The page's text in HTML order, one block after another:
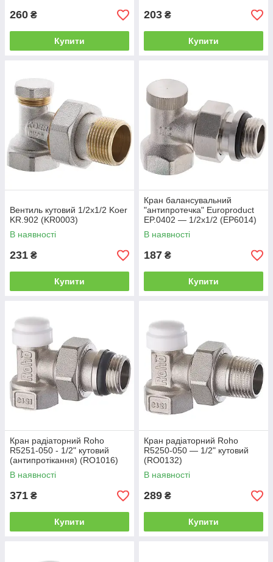
260 ₴
Купити
203 ₴
Купити
Вентиль кутовий 1/2x1/2 Koer
KR.902 (KR0003)
В наявності
231 ₴
Купити
Кран балансувальний
"антипротечка" Europroduct
EP.0402 — 1/2x1/2 (EP6014)
В наявності
187 ₴
Купити
Кран радіаторний Roho
R5251-050 - 1/2" кутовий
(антипротікання) (RO1016)
В наявності
371 ₴
Купити
Кран радіаторний Roho
R5250-050 — 1/2" кутовий
(RO0132)
В наявності
289 ₴
Купити